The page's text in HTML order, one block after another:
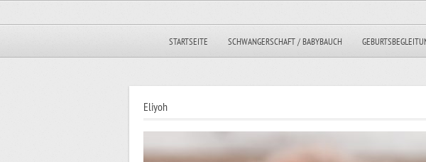
STARTSEITE SCHWANGERSCHAFT / BABYBAUCH
Eliyoh